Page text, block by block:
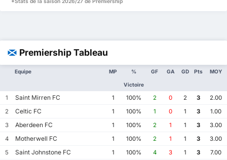
Premiership Tableau
Equipe MP %
Victoire
GF GA GD Pts MOY
1 Saint Mirren FC 1 100% 2 0 2 3
2.00
2
Celtic FC 1 100% 1 0 1 3
1.00
3
Aberdeen FC 1 100% 2 1 1 3
3.00
4
Motherwell FC 1 100% 2 1 1 3
3.00
5
Saint Johnstone FC 1 100% 4 3 1 3
7.00